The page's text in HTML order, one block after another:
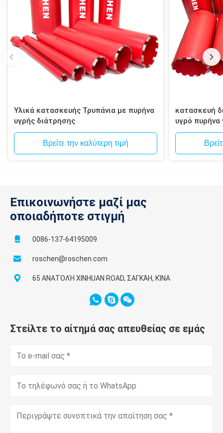
Υλικά κατασκευής Τρυπάνια με πυρήνα
υγρής διάτρησης
Βρείτε την καλύτερη τιμή
κατασκευή
υγρό
τοιχοποιία,
Επικοινωνήστε μαζί μας
οποιαδήποτε στιγμή
0086-137-64195009
roschen@roschen.com
65 ΑΝΑΤΟΛΉ XINHUAN ROAD, ΣΑΓΚΆΗ, ΚΊΝΑ
Στείλτε το αίτημά σας απευθείας σε εμάς